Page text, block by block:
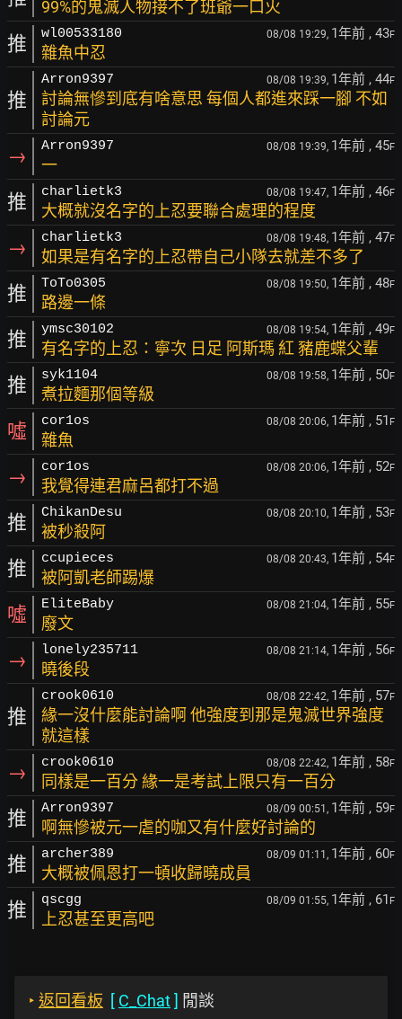
99%的鬼滅人物接不了班爺一口火
推 wl00533180 08/08 19:29, 1年前 , 43F
雜魚中忍
推
Arron9397 08/08 19:39, 1年前 , 44F
討論無慘到底有啥意思 每個人都進來踩一腳 不如
討論元
→ Arron9397 08/08 19:39, 1年前 , 45F
一
推 charlietk3 08/08 19:47, 1年前 , 46F
大概就沒名字的上忍要聯合處理的程度
→ charlietk3 08/08 19:48, 1年前 , 47F
如果是有名字的上忍帶自己小隊去就差不多了
推 ToTo0305 08/08 19:50, 1年前 , 48F
路邊一條
推 ymsc30102 08/08 19:54, 1年前 , 49F
有名字的上忍：寧次 日足 阿斯瑪 紅 豬鹿蝶父輩
推 syk1104 08/08 19:58, 1年前 , 50F
煮拉麵那個等級
噓 cor1os 08/08 20:06, 1年前 , 51 F
雜魚
→ cor1os 08/08 20:06, 1年前 , 52F
我覺得連君麻呂都打不過
推 ChikanDesu 08/08 20:10, 1年前 , 53F
被秒殺阿
推 ccupieces 08/08 20:43, 1年前 , 54F
被阿凱老師踢爆
噓 EliteBaby 08/08 21:04, 1年前 , 55F
廢文
→ lonely235711 08/08 21:14, 1年前 , 56F
曉後段
推
crook0610 08/08 22:42, 1年前 , 57F
緣一沒什麼能討論啊 他強度到那是鬼滅世界強度
就這樣
→ crook0610 08/08 22:42, 1年前 , 58F
同樣是一百分 緣一是考試上限只有一百分
推 Arron9397 08/09 00:51, 1年前 , 59F
啊無慘被元一虐的咖又有什麼好討論的
推 archer389 08/09 01:11, 1年前 , 60F
大概被佩恩打一頓收歸曉成員
推 qscgg 08/09 01:55, 1年前 , 61 F
上忍甚至更高吧
‣ 返回看板 [ C_Chat] 閒談